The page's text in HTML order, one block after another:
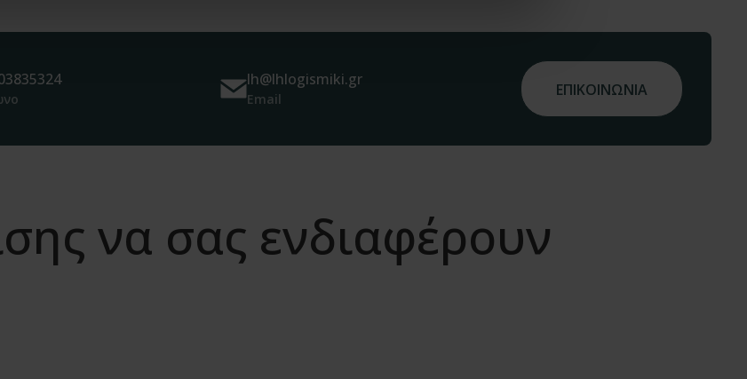
lh@lhlogismiki.gr
Email ΕΠΙΚΟΙΝΩΝΙΑ
να σας ενδιαφέρουν